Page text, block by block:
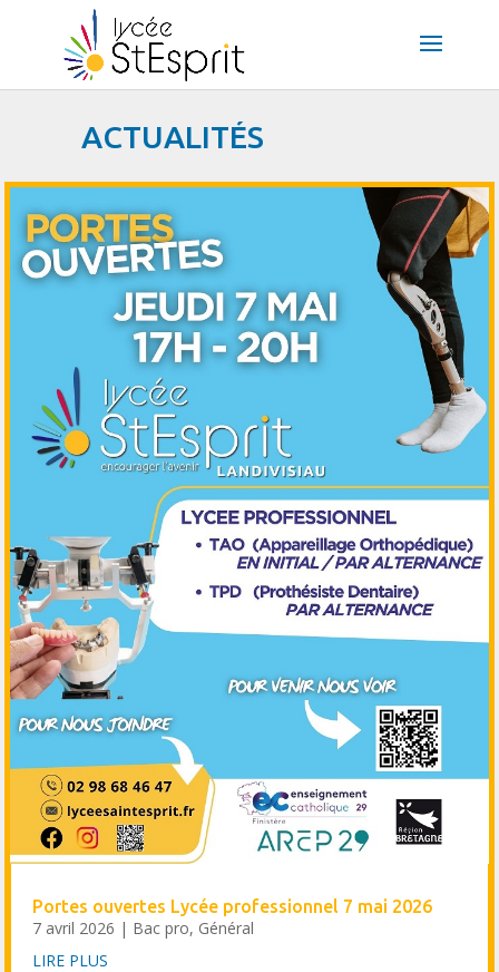
ACTUALITÉS
Portes ouvertes Lycée professionnel 7 mai 2026
7 avril 2026 | Bac pro, Général
LIRE PLUS